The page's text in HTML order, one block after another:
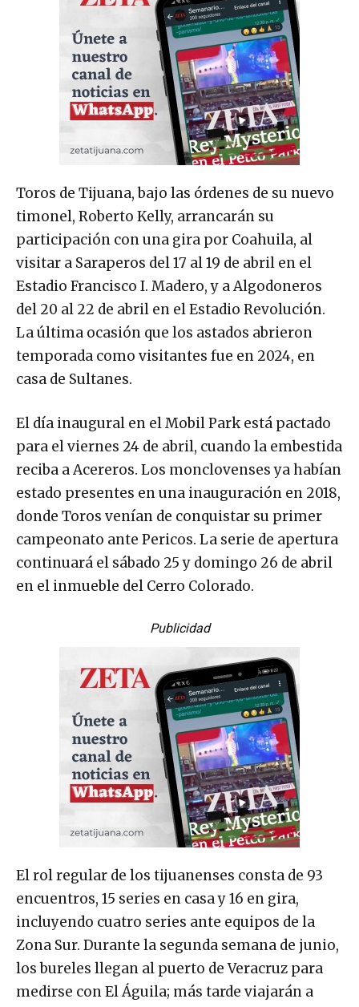
Toros de Tijuana, bajo las órdenes de su nuevo
timonel, Roberto Kelly, arrancarán su
participación con una gira por Coahuila, al
visitar a Saraperos del 17 al 19 de abril en el
Estadio Francisco I. Madero, y a Algodoneros
del 20 al 22 de abril en el Estadio Revolución.
La última ocasión que los astados abrieron
temporada como visitantes fue en 2024, en
casa de Sultanes.
El día inaugural en el Mobil Park está pactado
para el viernes 24 de abril, cuando la embestida
reciba a Acereros. Los monclovenses ya habían
estado presentes en una inauguración en 2018,
donde Toros venían de conquistar su primer
campeonato ante Pericos. La serie de apertura
continuará el sábado 25 y domingo 26 de abril
en el inmueble del Cerro Colorado.
Publicidad
El rol regular de los tijuanenses consta de 93
encuentros, 15 series en casa y 16 en gira,
incluyendo cuatro series ante equipos de la
Zona Sur. Durante la segunda semana de junio,
los bureles llegan al puerto de Veracruz para
medirse con El Águila; más tarde viajarán a